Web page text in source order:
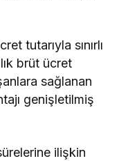
tutarıyla sınırlı
brüt ücret
sağlanan
genişletilmiş
ilişkin